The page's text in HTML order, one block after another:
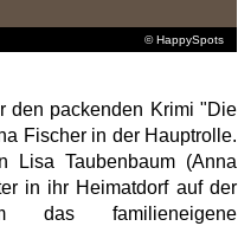
© HappySpots
den packenden Krimi "Die
Fischer in der Hauptrolle.
Lisa Taubenbaum (Anna
in ihr Heimatdorf auf der
das familieneigene